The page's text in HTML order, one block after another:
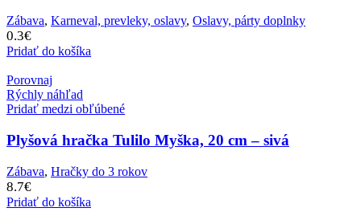
Zábava, Karneval, prevleky, oslavy, Oslavy, párty doplnky
0.3€
Pridať do košíka
Porovnaj
Rýchly náhľad
Pridať medzi obľúbené
Plyšová hračka Tulilo Myška, 20 cm – sivá
Zábava, Hračky do 3 rokov
8.7€
Pridať do košíka